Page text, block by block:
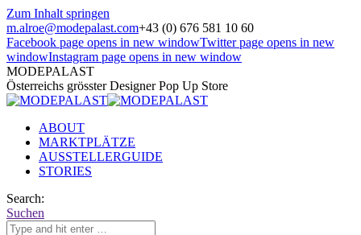
Zum Inhalt springen
m.alroe@modepalast.com+43 (0) 676 581 10 60
Facebook page opens in new windowTwitter page opens in new
windowInstagram page opens in new window
MODEPALAST
Österreichs grösster Designer Pop Up Store
ABOUT
MARKTPLÄTZE
AUSSTELLERGUIDE
STORIES
Search:
Suchen